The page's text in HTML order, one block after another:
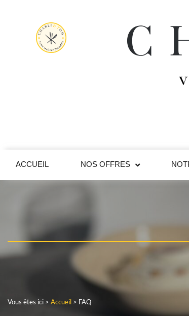
ACCUEIL NOS OFFRES
Vous êtes ici > Accueil > FAQ